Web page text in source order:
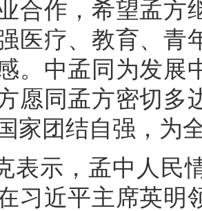
合作，希望孟方
医疗、教育、青
。中孟同为发展
愿同孟方密切多
家团结自强，为
表示，孟中人民
习近平主席英明